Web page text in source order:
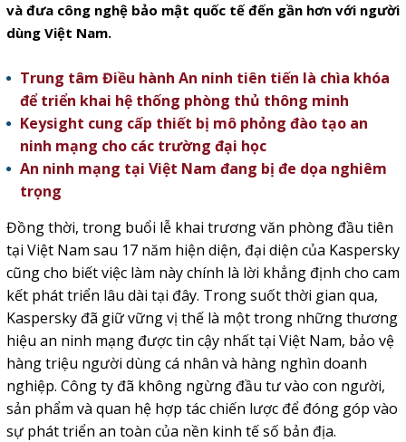
và đưa công nghệ bảo mật quốc tế đến gần hơn với người
dùng Việt Nam.
Trung tâm Điều hành An ninh tiên tiến là chìa khóa
để triển khai hệ thống phòng thủ thông minh
Keysight cung cấp thiết bị mô phỏng đào tạo an
ninh mạng cho các trường đại học
An ninh mạng tại Việt Nam đang bị đe dọa nghiêm
trọng
Đồng thời, trong buổi lễ khai trương văn phòng đầu tiên
tại Việt Nam sau 17 năm hiện diện, đại diện của Kaspersky
cũng cho biết việc làm này chính là lời khẳng định cho cam
kết phát triển lâu dài tại đây. Trong suốt thời gian qua,
Kaspersky đã giữ vững vị thế là một trong những thương
hiệu an ninh mạng được tin cậy nhất tại Việt Nam, bảo vệ
hàng triệu người dùng cá nhân và hàng nghìn doanh
nghiệp. Công ty đã không ngừng đầu tư vào con người,
sản phẩm và quan hệ hợp tác chiến lược để đóng góp vào
sự phát triển an toàn của nền kinh tế số bản địa.